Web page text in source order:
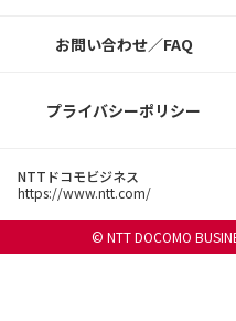
お問い合わせ／FAQ
プライバシーポリシー
NTTドコモビジネス
https://www.ntt.com/
© NTT DOCOMO